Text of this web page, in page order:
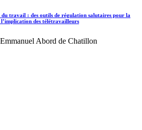
du travail : des outils de régulation salutaires pour la
des télétravailleurs
Abord de Chatillon